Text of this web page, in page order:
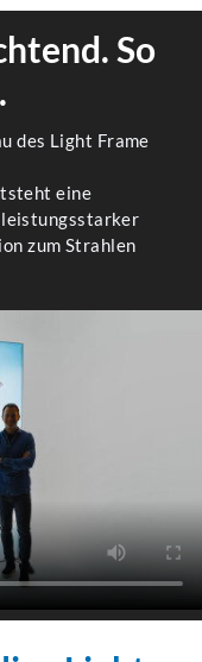
So
des Light Frame
eine
zum Strahlen